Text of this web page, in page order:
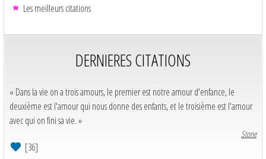
Les meilleurs citations
DERNIERES CITATIONS
« Dans la vie on a trois amours, le premier est notre amour d'enfance, le
deuxième est l'amour qui nous donne des enfants, et le troisième est l'amour
avec qui on fini sa vie. »
Stone
[36]